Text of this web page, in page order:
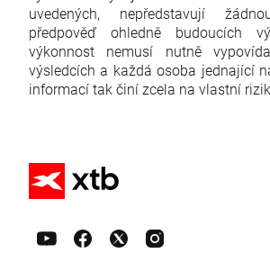
uvedených, nepředstavují
předpověď ohledně budoucích
výkonnost nemusí nutně
výsledcích a každá osoba jednající
informací tak činí zcela na vlastní